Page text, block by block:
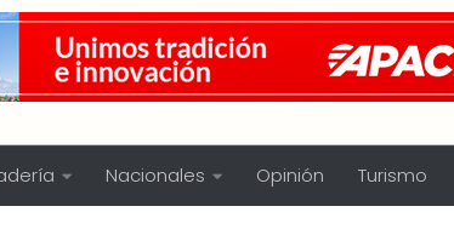
Nacionales Opinión Turismo